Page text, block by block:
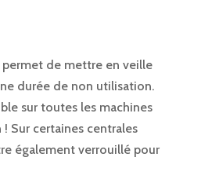
de mettre en veille
durée de non utilisation.
sur toutes les machines
Sur certaines centrales
également verrouillé pour